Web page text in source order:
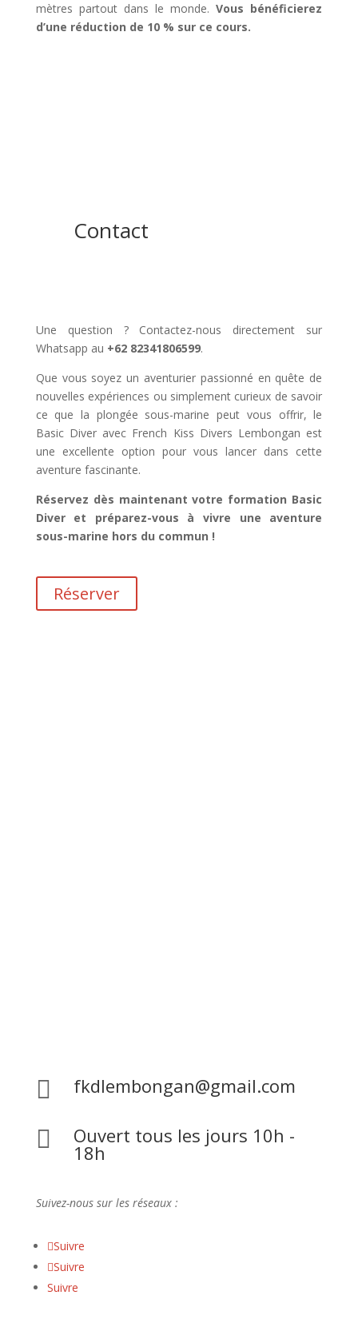
mètres partout dans le monde.Vous bénéficierez
d’une réduction de 10 % sur ce cours.
Contact
Une question ? Contactez-nous directement sur
Whatsapp au +62 82341806599.
Que vous soyez un aventurier passionné en quête de
nouvelles expériences ou simplement curieux de savoir
ce que la plongée sous-marine peut vous offrir, le
Basic Diver avec French Kiss Divers Lembongan est
une excellente option pour vous lancer dans cette
aventure fascinante.
Réservez dès maintenant votre formation Basic
Diver et préparez-vous à vivre une aventure
sous-marine hors du commun !
Réserver
 fkdlembongan@gmail.com
 Ouvert tous les jours 10h -
18h
Suivez-nous sur les réseaux :
Suivre
Suivre
Suivre